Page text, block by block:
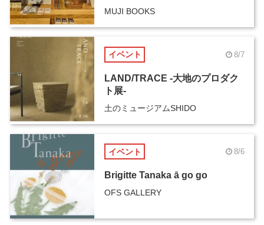
MUJI BOOKS
イベント 8/7
LAND/TRACE -大地のプロダク
ト展-
土のミュージアムSHIDO
イベント 8/6
Brigitte Tanaka ā go go
OFS GALLERY